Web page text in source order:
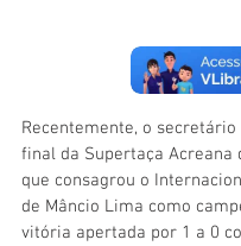
Recentemente, o
final da Supertaça Acreana
que consagrou o
de Mâncio Lima como
vitória apertada por 1 a 0